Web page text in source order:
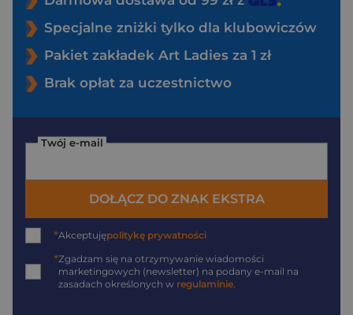
Specjalne zniżki tylko dla klubowiczów
Pakiet zakładek Art Ladies za 1 zł
Brak opłat za uczestnictwo
Twój e-mail
DOŁĄCZ DO ZNAK EKSTRA
*Akceptujępolitykę prywatności
*Zgadzam się na otrzymywanie wiadomości
marketingowych (newsletter) na podany e-mail na
zasadach określonych w regulaminie.